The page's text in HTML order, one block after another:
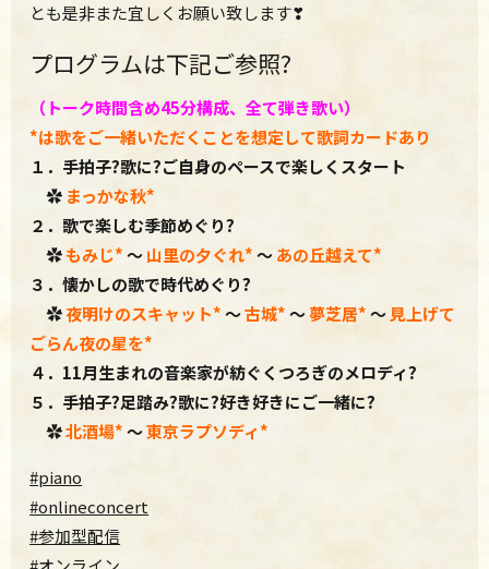
とも是非また宜しくお願い致します❣
プログラムは下記ご参照?
（トーク時間含め45分構成、全て弾き歌い）
*は歌をご一緒いただくことを想定して歌詞カードあり
１．手拍子?歌に?ご自身のペースで楽しくスタート
✿ まっかな秋*
２．歌で楽しむ季節めぐり?
✿もみじ*～山里の夕ぐれ*～あの丘越えて*
３．懐かしの歌で時代めぐり?
✿夜明けのスキャット*～古城*～夢芝居*～ 見上げて
ごらん夜の星を*
４．11月生まれの音楽家が紡ぐくつろぎのメロディ?
５．手拍子?足踏み?歌に?好き好きにご一緒に?
✿北酒場*～東京ラプソディ*
#piano
#onlineconcert
#参加型配信